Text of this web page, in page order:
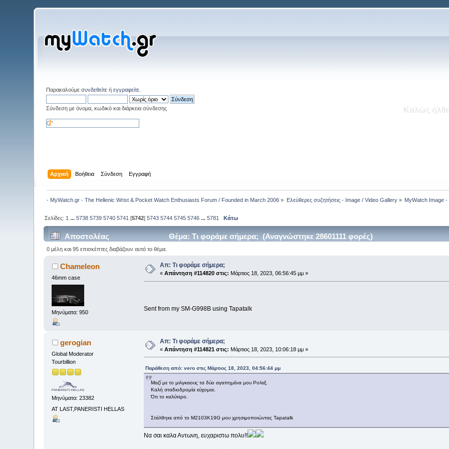
Παρακαλούμεσυνδεθείτε ήεγγραφείτε
Σύνδεση με όνομα, κωδικό και διάρκεια σύνδεσης
Νέο Ενότητα: Εντός
Αρχική Βοήθεια Σύνδεση Εγγραφή
- MyWatch.gr - The Hellenic Wrist & Pocket Watch Enthusiasts Forum / Founded in March 2006 » Ελεύθερες συζητήσεις - Image / Video Gallery» MyWatch Ιmage
Σελίδες: 1 ...5738 5739 5740 5741 [5742]5743 5744 5745 5746 ...5781 Κάτω
Αποστολέας Θέμα: Τι φοράμε σήμερα; (Αναγνώστηκε 28601111 φορές)
0 μέλη και 95 επισκέπτες διαβάζουν αυτό το θέμα.
Chameleon
46mm case
Μηνύματα: 950
Απ: Τι φοράμε σήμερα;
«Απάντηση #114820 στις: Μάρτιος 18, 2023, 06:56:45 μμ »
Sent from my SM-G998B using Tapatalk
gerogian
Global Moderator
Tourbillion
Μηνύματα: 23382
AT LAST,PANERISTI HELLAS
Απ: Τι φοράμε σήμερα;
«Απάντηση #114821 στις: Μάρτιος 18, 2023, 10:06:18 μμ »
Παράθεση από: vero στις Μάρτιος 18, 2023, 04:56:44 μμ
Μαζί με το μιλγκαους τα δύο αγαπημένα μου Ρολεξ.
Καλή σταδιοδρομία εύχομαι.
Ότι το καλύτερο.
Στάλθηκε από το M2103K19G μου χρησιμοποιώντας Tapatalk
Να σαι καλα Αντωνη, ευχαριστω πολυ!!